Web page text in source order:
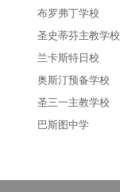
布罗弗丁学校
圣史蒂芬主教学校
兰卡斯特日校
奥斯汀预备学校
圣三一主教学校
巴斯图中学